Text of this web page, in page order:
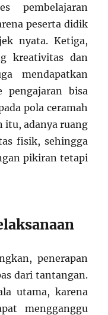
pembelajaran
peserta didik
nyata. Ketiga,
kreativitas dan
mendapatkan
pengajaran bisa
pola ceramah
itu, adanya ruang
fisik, sehingga
pikiran tetapi
penerapan
dari tantangan.
utama, karena
mengganggu